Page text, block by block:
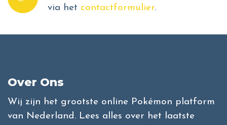
via het contactformulier.
Over Ons
Wij zijn het grootste online Pokémon platform
van Nederland. Lees alles over het laatste